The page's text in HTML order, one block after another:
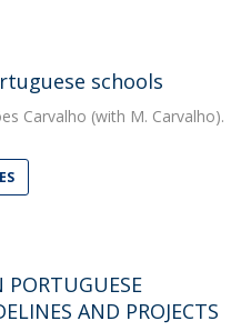
schools
Carvalho (with M. Carvalho).
PORTUGUESE
AND PROJECTS